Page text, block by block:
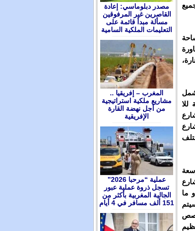
ما
مصدر دبلوماسي: إعادة
القاصرين غير المرفوقين
مسألة مبدأ قائمة على
التعليمات الملكية السامية
المغرب – إفريقيا ..
مشاريع ملكية استراتيجية
من أجل نهضة القارة
الإفريقية
عملية “مرحبا 2026”
تسجل ذروة عملية عبور
الجالية المغربية بأكثر من
151 ألف مسافر في 4 أيام